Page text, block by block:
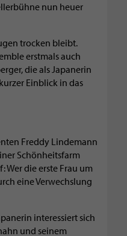
nun heuer
trocken bleibt.
erstmals auch
die als Japanerin
Einblick in das
Freddy Lindemann
Schönheitsfarm
die erste Frau um
eine Verwechslung
interessiert sich
und seinem